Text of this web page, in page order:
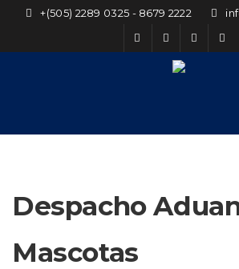
+(505) 2289 0325 - 8679 2222
Despacho
Mascotas